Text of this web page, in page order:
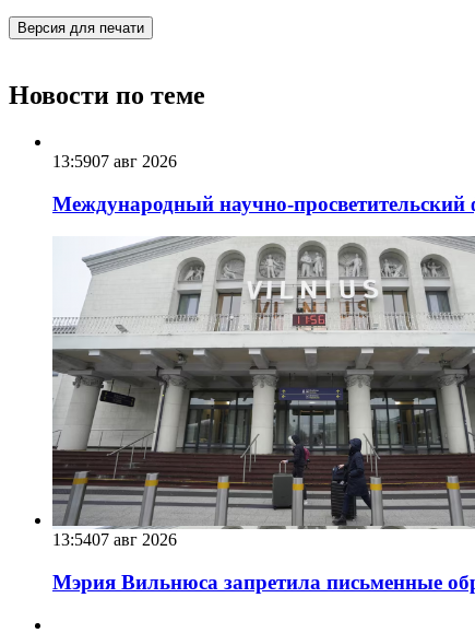
Версия для печати
Новости по теме
13:5907 авг 2026
Международный научно-
13:5407 авг 2026
Мэрия Вильнюса запретила письменные